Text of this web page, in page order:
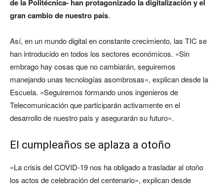
de la Politécnica- han protagonizado la digitalización y el
gran cambio de nuestro país.
Así, en un mundo digital en constante crecimiento, las TIC se
han introducido en todos los sectores económicos. «Sin
embrago hay cosas que no cambiarán, seguiremos
manejando unas tecnologías asombrosas», explican desde la
Escuela. «Seguiremos formando unos ingenieros de
Telecomunicación que participarán activamente en el
desarrollo de nuestro país y asegurarán su futuro».
El cumpleaños se aplaza a otoño
«La crisis del COVID-19 nos ha obligado a trasladar al otoño
los actos de celebración del centenario», explican desde